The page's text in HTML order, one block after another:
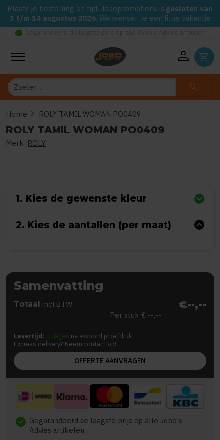
Plaats je bestelling op tijd. Jobopromotions is gesloten van
3 t/m 14 augustus 2026. We wensen je een fijne vakantie
check_circle
person shopping_cart
Zoeken search
Home chevron_right ROLY TAMIL WOMAN PO0409
ROLY TAMIL WOMAN PO0409
Merk: ROLY
1. Kies de gewenste kleur
2. Kies de aantallen (per maat)
Samenvatting
Totaal incl.BTW €--,--
Per stuk € --,--
Levertijd: 5 dagen na akkoord proefdruk
Express delivery? Neem contact op!
OFFERTE AANVRAGEN
check Gegarandeerd de laagste prijs op alle Jobo's
Advies artikelen